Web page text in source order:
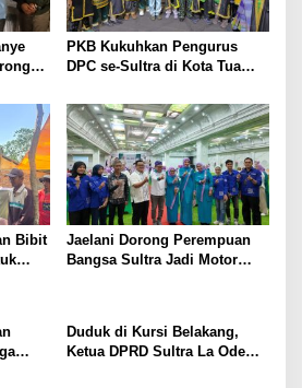
PKB Kukuhkan Pengurus
DPC se-Sultra di Kota Tua
Soliditas dan Politik
Kehadiran
Bibit
Jaelani Dorong Perempuan
Bangsa Sultra Jadi Motor
Duduk di Kursi Belakang,
Ketua DPRD Sultra La Ode